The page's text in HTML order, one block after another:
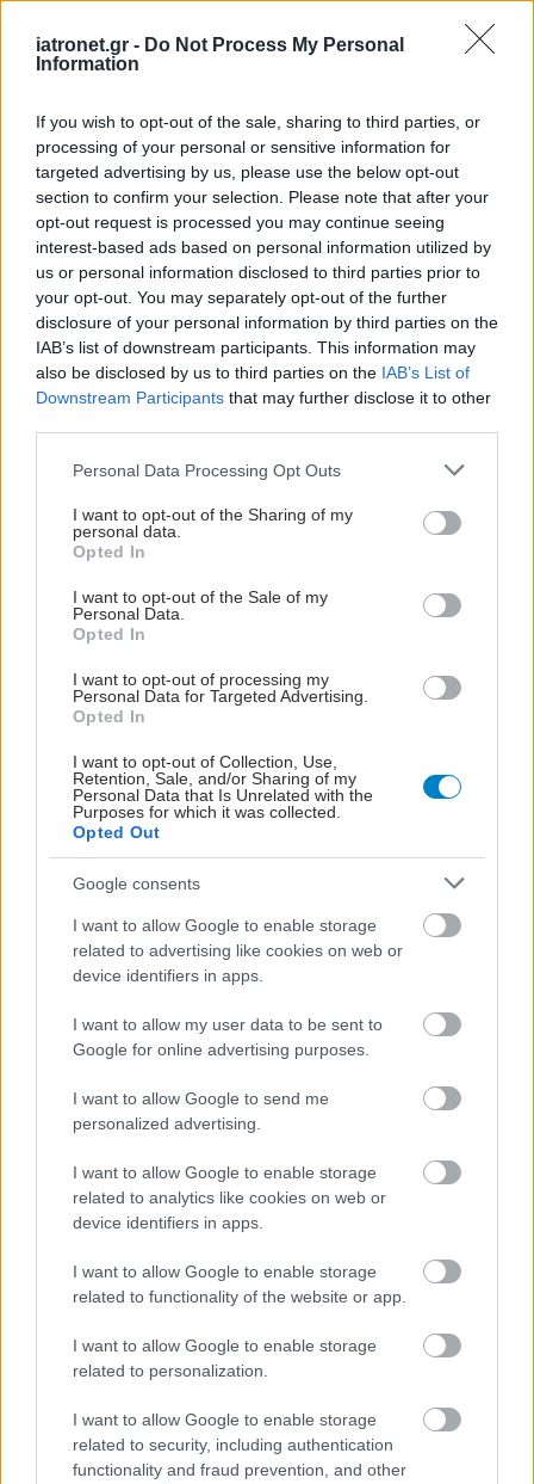
iatronet.gr - Do Not Process My Personal
Information
If you wish to opt-out of the sale, sharing to third parties, or
processing of your personal or sensitive information for
targeted advertising by us, please use the below opt-out
section to confirm your selection. Please note that after your
opt-out request is processed you may continue seeing
interest-based ads based on personal information utilized by
us or personal information disclosed to third parties prior to
your opt-out. You may separately opt-out of the further
disclosure of your personal information by third parties on the
IAB’s list of downstream participants. This information may
also be disclosed by us to third parties on the IAB’s List of
Downstream Participants that may further disclose it to other
Please note that this website/app uses one or more Google
not limited to your visit or usage behaviour. You may click to
grant or deny consent to Google and its third-party tags to
use your data for below specified purposes in below Google
consent section.
Personal Data Processing Opt Outs
I want to opt-out of the Sharing of my
personal data.
Opted In
I want to opt-out of the Sale of my
Personal Data.
Opted In
I want to opt-out of processing my
Personal Data for Targeted Advertising.
Opted In
I want to opt-out of Collection, Use,
Retention, Sale, and/or Sharing of my
Personal Data that Is Unrelated with the
Purposes for which it was collected.
Opted Out
Google consents
I want to allow Google to enable storage
related to advertising like cookies on web or
device identifiers in apps.
I want to allow my user data to be sent to
Google for online advertising purposes.
I want to allow Google to send me
personalized advertising.
I want to allow Google to enable storage
related to analytics like cookies on web or
device identifiers in apps.
I want to allow Google to enable storage
related to functionality of the website or app.
I want to allow Google to enable storage
related to personalization.
I want to allow Google to enable storage
related to security, including authentication
functionality and fraud prevention, and other
περιέχει ένα φαρμακείο
διακοπών
Με Ιδιωτική
Πρωτοβουλία το πρώτο
φαρμακείο στον Αγιο
Ευστράτιο
της εφοδιαστικής
φαρμάκων
Το φαρμακείο των
διακοπών: Τα
μικροενοχλήσεις
ΗΠΑ: Οι γίγαντες της
εφοδιαστικής αλυσίδας
αγωνίζονται να
άνθηση της
ΔΕΙΤΕ ΕΠΙΣΗΣ